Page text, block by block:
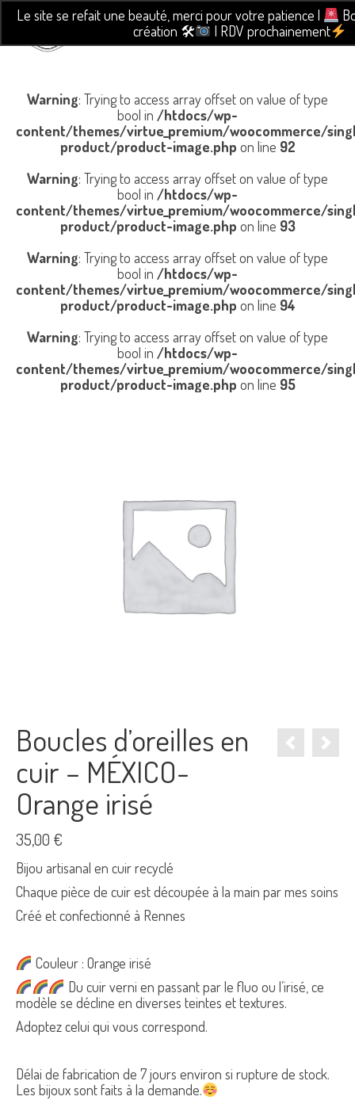
Le site se refait une beauté, merci pour votre patience |
création 🛠
| RDV prochainement
Warning: Trying to access array offset on value of type
bool in /htdocs/wp-
content/themes/virtue_premium/woocommerce/
product/product-image.php on line 92
Warning: Trying to access array offset on value of type
bool in /htdocs/wp-
content/themes/virtue_premium/woocommerce/
product/product-image.php on line 93
Warning: Trying to access array offset on value of type
bool in /htdocs/wp-
content/themes/virtue_premium/woocommerce/
product/product-image.php on line 94
Warning: Trying to access array offset on value of type
bool in /htdocs/wp-
content/themes/virtue_premium/woocommerce/
product/product-image.php on line 95
Boucles d’oreilles en
cuir – MÉXICO-
Orange irisé
35,00 €
Bijou artisanal en cuir recyclé
Chaque pièce de cuir est découpée à la main par mes soins
Créé et confectionné à Rennes
Couleur : Orange irisé
Du cuir verni en passant par le fluo ou l’irisé, ce
modèle se décline en diverses teintes et textures.
Adoptez celui qui vous correspond.
Délai de fabrication de 7 jours environ si rupture de stock.
Les bijoux sont faits à la demande.